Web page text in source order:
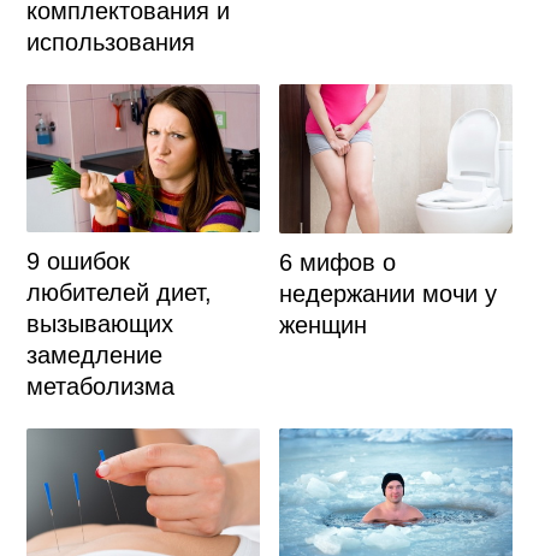
комплектования и
использования
9 ошибок
любителей диет,
вызывающих
замедление
метаболизма
6 мифов о
недержании мочи у
женщин